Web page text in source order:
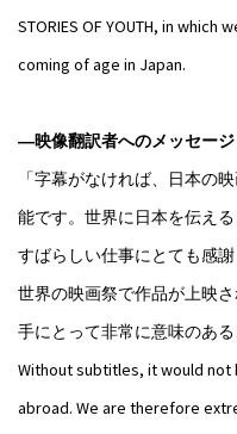
STORIES OF YOUTH, in
coming of age in Japan.
―映像翻訳者へのメッセージ
「字幕がなければ、日本の
能です。世界に日本を伝え
すばらしい仕事にとても感
世界の映画祭で作品が上映
手にとって非常に意味のある
Without subtitles, it would
abroad. We are therefore